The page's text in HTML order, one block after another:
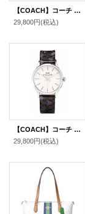
【COACH】コーチ グラブタンレザー 花柄 フラワー フローラル リボン プリント スモール トライフォールド 三つ折り財布 メタリックローズ×ブライトピンク（日本未発売）
29,800円(税込)
【COACH】コーチ コーティングレザー ルビー シグネチャー 花柄 フラワー フローラル プリント レディース ウォッチ 腕時計 チャコール×ブラックマルチ〔日本未発売〕
29,800円(税込)